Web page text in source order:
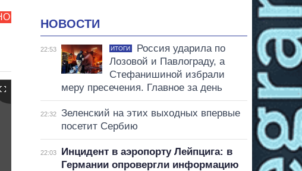
НОВОСТИ
22:53 ИТОГИ
Россия ударила по
Лозовой и Павлограду, а
Стефанишиной избрали
меру пресечения. Главное за день
22:32
Зеленский на этих выходных впервые
посетит Сербию
22:03
Инцидент в аэропорту Лейпцига: в
Германии опровергли информацию